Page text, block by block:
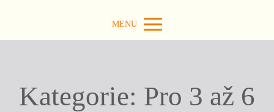
MENU
Kategorie: Pro 3 až 6